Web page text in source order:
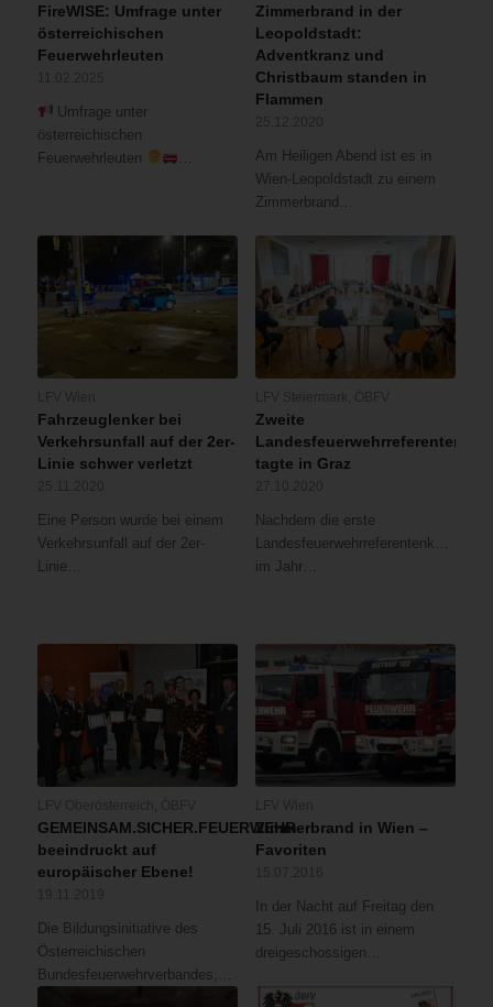
FireWISE: Umfrage unter
österreichischen
Feuerwehrleuten
Umfrage unter
österreichischen
Feuerwehrleuten
Zimmerbrand in der
Leopoldstadt:
Adventkranz und
Christbaum standen in
Flammen
Am Heiligen Abend ist es in
Wien-Leopoldstadt zu einem
Zimmerbrand…
Fahrzeuglenker bei
Verkehrsunfall auf der 2er-
Linie schwer verletzt
Eine Person wurde bei einem
Verkehrsunfall auf der 2er-
Linie…
Zweite
tagte in Graz
Nachdem die erste
Landesfeuerwehrreferentenkonferenz
im Jahr…
GEMEINSAM.SICHER.FEUERWEHR
beeindruckt auf
europäischer Ebene!
Die Bildungsinitiative des
Österreichischen
Bundesfeuerwehrverbandes,…
Zimmerbrand in Wien –
Favoriten
In der Nacht auf Freitag den
15. Juli 2016 ist in einem
dreigeschossigen…